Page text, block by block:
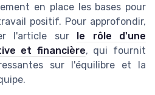
en place les bases pour
positif. Pour approfondir,
l'article sur le rôle d'une
et financière, qui fournit
sur l'équilibre et la